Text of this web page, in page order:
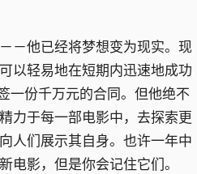
他已经将梦想变为现实。现
以轻易地在短期内迅速地成功
一份千万元的合同。但他绝不
力于每一部电影中，去探索更
人们展示其自身。也许一年中
电影，但是你会记住它们。